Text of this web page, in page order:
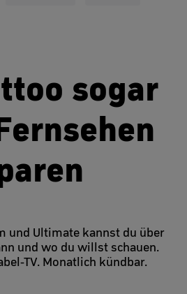
sogar
und Ultimate kannst du über
und wo du willst schauen.
TV. Monatlich kündbar.